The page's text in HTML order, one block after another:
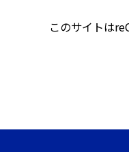
このサイトは